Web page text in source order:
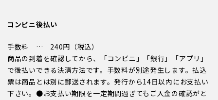
コンビニ後払い
手数料 … 240円（税込）
商品の到着を確認してから、「コンビニ」「銀行」「アプリ」
で後払いできる決済方法です。手数料が別途発生します。払込
票は商品とは別に郵送されます。発行から14日以内にお支払い
下さい。●お支払い期限を一定期間過ぎてもご入金の確認がと